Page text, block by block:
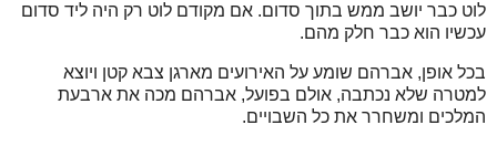
לוט כבר יושב ממש בתוך סדום. אם מקודם לוט רק היה ליד סדום
עכשיו הוא כבר חלק מהם.
בכל אופן, אברהם שומע על האירועים מארגן צבא קטן ויוצא
למטרה שלא נכתבה, אולם בפועל, אברהם מכה את ארבעת
המלכים ומשחרר את כל השבויים.